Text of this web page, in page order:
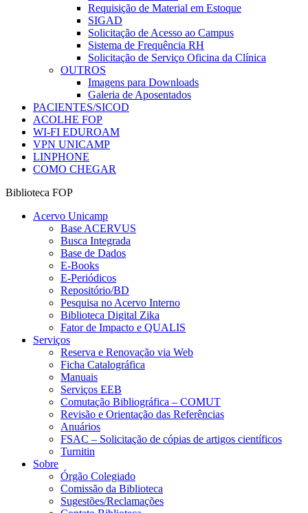
Requisição de Material em Estoque
SIGAD
Solicitação de Acesso ao Campus
Sistema de Frequência RH
Solicitação de Serviço Oficina da Clínica
OUTROS
Imagens para Downloads
Galeria de Aposentados
PACIENTES/SICOD
ACOLHE FOP
WI-FI EDUROAM
VPN UNICAMP
LINPHONE
COMO CHEGAR
Biblioteca FOP
Acervo Unicamp
Base ACERVUS
Busca Integrada
Base de Dados
E-Books
E-Periódicos
Repositório/BD
Pesquisa no Acervo Interno
Biblioteca Digital Zika
Fator de Impacto e QUALIS
Serviços
Reserva e Renovação via Web
Ficha Catalográfica
Manuais
Serviços EEB
Comutação Bibliográfica – COMUT
Revisão e Orientação das Referências
Anuários
FSAC – Solicitação de cópias de artigos científicos
Turnitin
Sobre
Órgão Colegiado
Comissão da Biblioteca
Sugestões/Reclamações